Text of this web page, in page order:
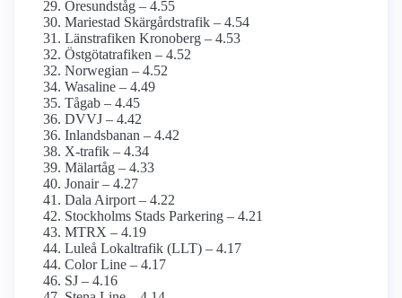
Öresundståg – 4.55
Mariestad Skärgårdstrafik – 4.54
Länstrafiken Kronoberg – 4.53
Östgötatrafiken – 4.52
Norwegian – 4.52
Wasaline – 4.49
Tågab – 4.45
DVVJ – 4.42
Inlandsbanan – 4.42
X-trafik – 4.34
Mälartåg – 4.33
Jonair – 4.27
Dala Airport – 4.22
Stockholms Stads Parkering – 4.21
MTRX – 4.19
Luleå Lokaltrafik (LLT) – 4.17
Color Line – 4.17
SJ – 4.16